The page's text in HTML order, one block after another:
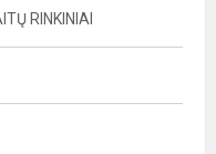
RINKINIAI